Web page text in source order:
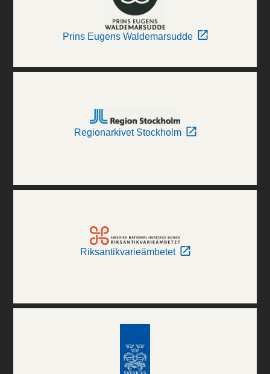
Prins Eugens Waldemarsudde
Regionarkivet Stockholm
Riksantikvarieämbetet